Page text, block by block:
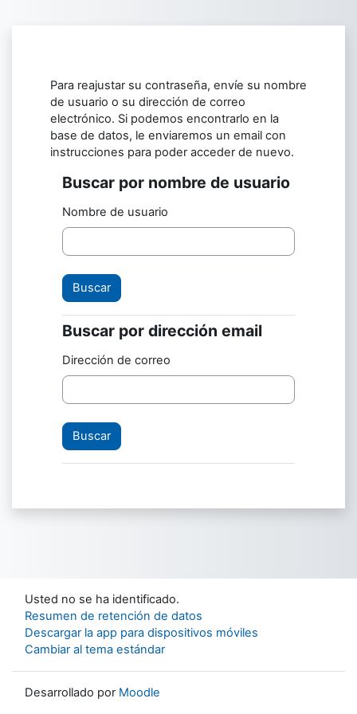
Para reajustar su contraseña, envíe su nombre
de usuario o su dirección de correo
electrónico. Si podemos encontrarlo en la
base de datos, le enviaremos un email con
instrucciones para poder acceder de nuevo.
Buscar por nombre de usuario
Buscar por nombre de usuario
Nombre de usuario
Buscar por dirección email
Buscar por dirección email
Dirección de correo
Usted no se ha identificado.
Resumen de retención de datos
Descargar la app para dispositivos móviles
Cambiar al tema estándar
Desarrollado por Moodle